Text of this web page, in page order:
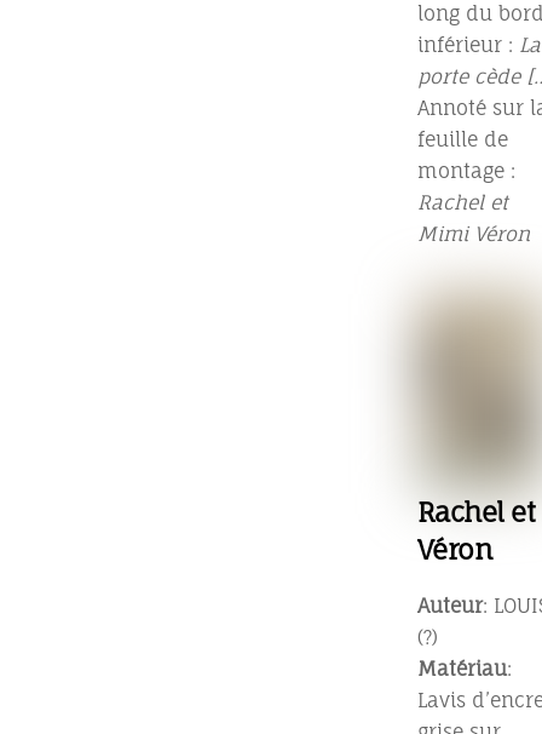
long du
inférieur : La
porte cède
Annoté sur
feuille de
montage :
Rachel et
Mimi Véron
Rachel et
Véron
Auteur:
(?)
Matériau:
Lavis